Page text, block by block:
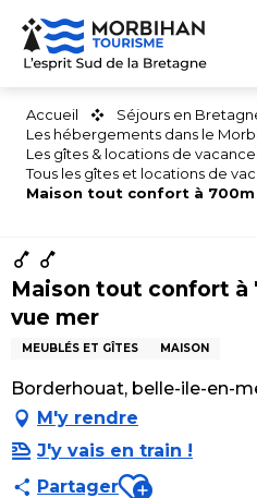
Aller
contenu
Accueil
Séjours en
Les hébergements dans le
Les gîtes & locations de
Tous les gîtes et locations de
Maison tout confort à 700m
Maison tout confort à
vue mer
MEUBLÉS ET GÎTES MAISON
Borderhouat, belle-ile-en-
M'y rendre
J'y vais en train !
PartagerAjouter aux